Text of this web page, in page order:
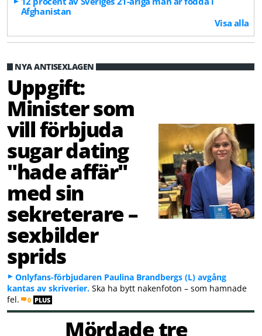
Afghanistan
Visa alla
NYA ANTISEXLAGEN
Uppgift:
Minister som
vill förbjuda
sugar dating
"hade affär"
med sin
sekreterare –
sexbilder
sprids
Onlyfans-förbjudaren Paulina Brandbergs (L) avgång
kantas av skriverier. Ska ha bytt nakenfoton – som hamnade
fel.
0 PLUS
Mördade tre